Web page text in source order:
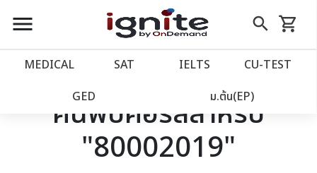
close
account_balance หน้าแรก
เว็บไซต์อิกไนท์
โปรโมชั่น
menu search
Skip
to
shopping_cart
รถเข็น
MEDICAL SAT IELTS CU‑TEST
GED ม.ต้น(EP)
ค้นพบคอร์สสำหรับ
"80002019"